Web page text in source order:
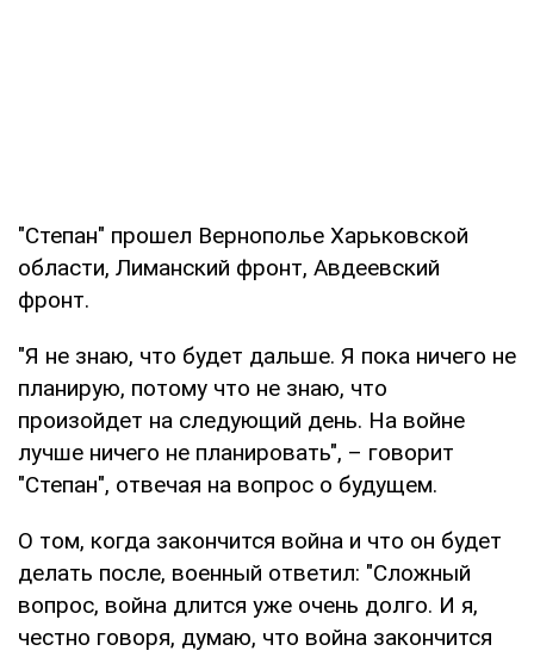
"Степан" прошел Вернополье Харьковской
области, Лиманский фронт, Авдеевский
фронт.
"Я не знаю, что будет дальше. Я пока ничего не
планирую, потому что не знаю, что
произойдет на следующий день. На войне
лучше ничего не планировать", – говорит
"Степан", отвечая на вопрос о будущем.
О том, когда закончится война и что он будет
делать после, военный ответил: "Сложный
вопрос, война длится уже очень долго. И я,
честно говоря, думаю, что война закончится